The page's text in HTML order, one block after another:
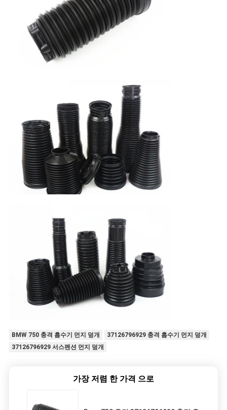
BMW 750 충격 흡수기 먼지 덮개
37126796929 충격 흡수기 먼지 덮개
37126796929 서스펜션 먼지 덮개
가장 저렴 한 가격 으로